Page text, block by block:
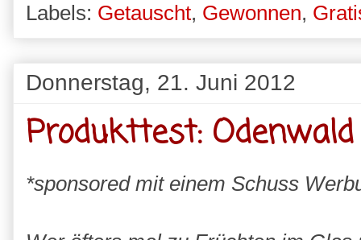
Labels: Getauscht, Gewonnen,
Donnerstag, 21. Juni 2012
Produkttest:
*sponsored mit einem Schuss